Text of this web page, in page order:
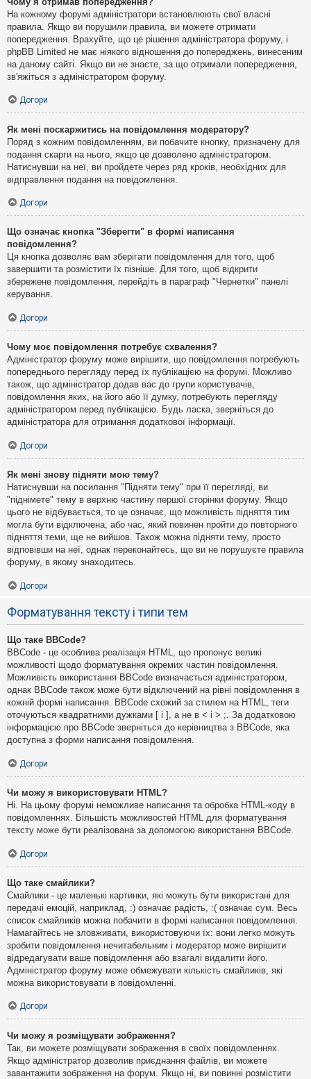
На кожному форумі адміністратори встановлюють свої власні
правила. Якщо ви порушили правила, ви можете отримати
попередження. Врахуйте, що це рішення адміністратора форуму, і
phpBB Limited не має ніякого відношення до попереджень, винесеним
на даному сайті. Якщо ви не знаєте, за що отримали попередження,
зв'яжіться з адміністратором форуму.
Догори
Як мені поскаржитись на повідомлення модератору?
Поряд з кожним повідомленням, ви побачите кнопку, призначену для
подання скарги на нього, якщо це дозволено адміністратором.
Натиснувши на неї, ви пройдете через ряд кроків, необхідних для
відправлення подання на повідомлення.
Догори
Що означає кнопка "Зберегти" в формі написання
повідомлення?
Ця кнопка дозволяє вам зберігати повідомлення для того, щоб
завершити та розмістити їх пізніше. Для того, щоб відкрити
збережене повідомлення, перейдіть в параграф "Чернетки" панелі
керування.
Догори
Чому моє повідомлення потребує схвалення?
Адміністратор форуму може вирішити, що повідомлення потребують
попереднього перегляду перед їх публікацією на форумі. Можливо
також, що адміністратор додав вас до групи користувачів,
повідомлення яких, на його або її думку, потребують перегляду
адміністратором перед публікацією. Будь ласка, зверніться до
адміністратора для отримання додаткової інформації.
Догори
Як мені знову підняти мою тему?
Натиснувши на посилання "Підняти тему" при її перегляді, ви
"піднімете" тему в верхню частину першої сторінки форуму. Якщо
цього не відбувається, то це означає, що можливість підняття тим
могла бути відключена, або час, який повинен пройти до повторного
підняття теми, ще не вийшов. Також можна підняти тему, просто
відповівши на неї, однак переконайтесь, що ви не порушуєте правила
форуму, в якому знаходитесь.
Догори
Форматування тексту і типи тем
Що таке BBCode?
BBCode - це особлива реалізація HTML, що пропонує великі
можливості щодо форматування окремих частин повідомлення.
Можливість використання BBCode визначається адміністратором,
однак BBCode також може бути відключений на рівні повідомлення в
кожній формі написання. BBCode схожий за стилем на HTML, теги
оточуються квадратними дужками [ і ], а не в < і > ;. За додатковою
інформацією про BBCode зверніться до керівництва з BBCode, яка
доступна з форми написання повідомлення.
Догори
Чи можу я використовувати HTML?
Ні. На цьому форумі неможливе написання та обробка HTML-коду в
повідомленнях. Більшість можливостей HTML для форматування
тексту може бути реалізована за допомогою використання BBCode.
Догори
Що таке смайлики?
Смайлики - це маленькі картинки, які можуть бути використані для
передачі емоцій, наприклад, :) означає радість, :( означає сум. Весь
список смайликів можна побачити в формі написання повідомлення.
Намагайтесь не зловживати, використовуючи їх: вони легко можуть
зробити повідомлення нечитабельним і модератор може вирішити
відредагувати ваше повідомлення або взагалі видалити його.
Адміністратор форуму може обмежувати кількість смайликів, які
можна використовувати в повідомленні.
Догори
Чи можу я розміщувати зображення?
Так, ви можете розміщувати зображення в своїх повідомленнях.
Якщо адміністратор дозволив приєднання файлів, ви можете
завантажити зображення на форум. Якщо ні, ви повинні розмістити